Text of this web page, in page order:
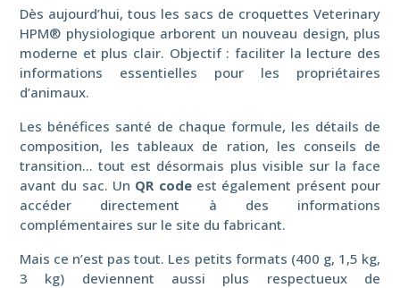
Dès aujourd’hui, tous les sacs de croquettes Veterinary
HPM® physiologique arborent un nouveau design, plus
moderne et plus clair. Objectif : faciliter la lecture des
informations essentielles pour les propriétaires
d’animaux.
Les bénéfices santé de chaque formule, les détails de
composition, les tableaux de ration, les conseils de
transition… tout est désormais plus visible sur la face
avant du sac. Un QR codeest également présent pour
accéder directement à des informations
complémentaires sur le site du fabricant.
Mais ce n’est pas tout. Les petits formats (400 g, 1,5 kg,
3 kg) deviennent aussi plus respectueux de